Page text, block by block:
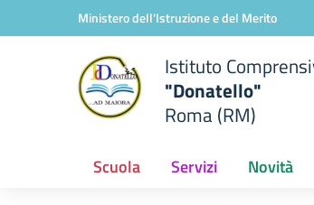
Vai ai contenuti
Vai al menu di navigazioneMinistero dell'Istruzione e del Merito
Istituto
"Donatello"
Roma (RM)
Scuola Servizi Novità